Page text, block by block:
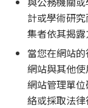
計或學術研
集者依其揭
當您在網站
網站與其他
網站管理單
絡或採取法